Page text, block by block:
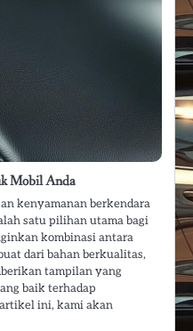
Mobil Anda
kenyamanan berkendara
satu pilihan utama bagi
kombinasi antara
dari bahan berkualitas,
tampilan yang
baik terhadap
ini, kami akan